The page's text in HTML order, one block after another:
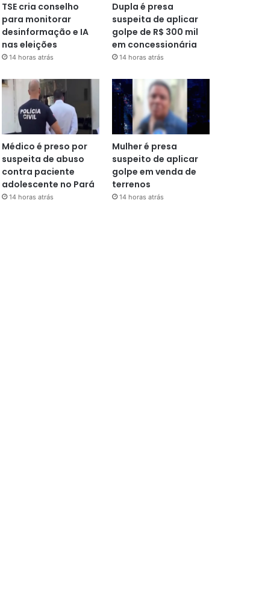
TSE cria conselho
para monitorar
desinformação e IA
nas eleições
14 horas atrás
Dupla é presa
suspeita de aplicar
golpe de R$ 300 mil
em concessionária
14 horas atrás
Médico é preso por
suspeita de abuso
contra paciente
adolescente no Pará
14 horas atrás
Mulher é presa
suspeito de aplicar
golpe em venda de
terrenos
14 horas atrás